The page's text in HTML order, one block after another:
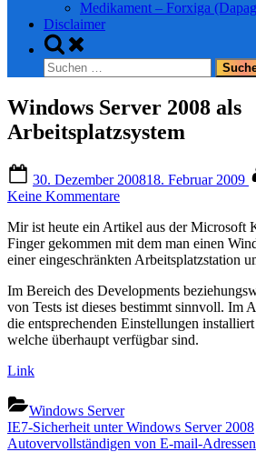
Medikament – Forxiga
Disclaimer
Toggle
search
form
Suchen
nach:
Windows Server 2008 als
Arbeitsplatzsystem
on
30. Dezember 200818. Februar 2009
Keine Kommentarezu
Server
2008
als
Mir ist heute ein Artikel aus der Microsoft
Finger gekommen mit dem man einen
einer eingeschränkten Arbeitsplatzstation
Im Bereich des Developments
von Tests ist dieses bestimmt sinnvoll. Im
die entsprechenden Einstellungen
welche überhaupt verfügbar sind.
Link
Windows Server
Beitragsnavigation
Previous
Post:
IE7-Sicherheit unter Windows Server 2008
Next
Autovervollständigen von E-mail-Adressen